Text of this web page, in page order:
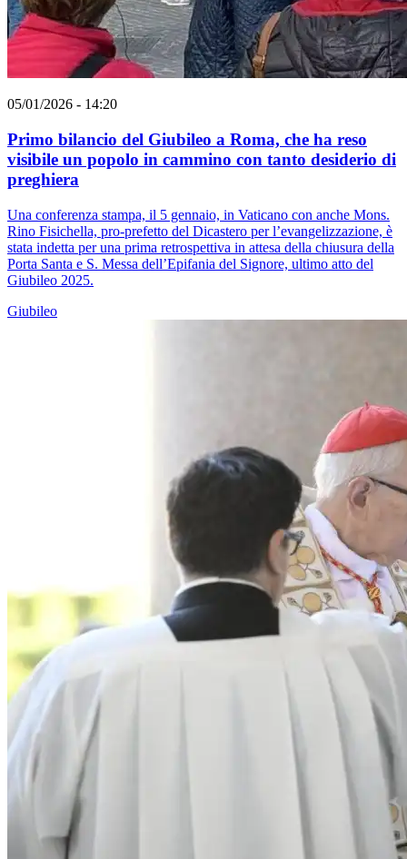
05/01/2026 - 14:20
Primo bilancio del Giubileo a Roma, che ha reso
visibile un popolo in cammino con tanto desiderio di
preghiera
Una conferenza stampa, il 5 gennaio, in Vaticano con anche Mons.
Rino Fisichella, pro-prefetto del Dicastero per l’evangelizzazione, è
stata indetta per una prima retrospettiva in attesa della chiusura della
Porta Santa e S. Messa dell’Epifania del Signore, ultimo atto del
Giubileo 2025.
Giubileo